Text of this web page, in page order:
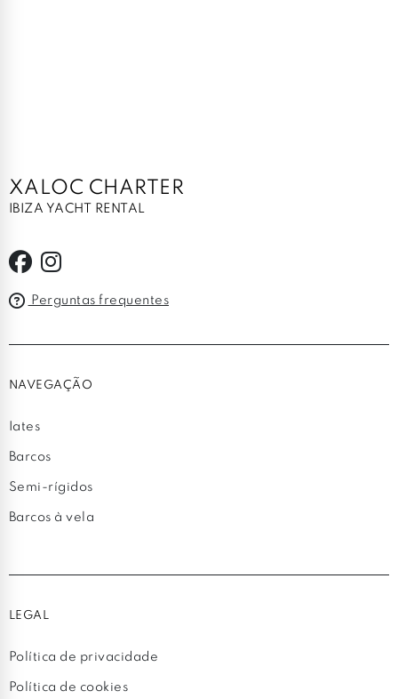
XALOC CHARTER
IBIZA YACHT RENTAL
Perguntas frequentes
NAVEGAÇÃO
Iates
Barcos
Semi-rígidos
Barcos à vela
LEGAL
Política de privacidade
Política de cookies